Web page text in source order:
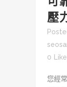
壓
0
您經